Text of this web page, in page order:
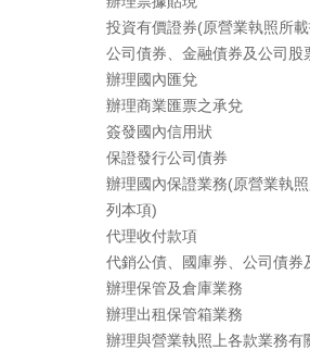
投資有價證券(原營業執照所
公司債券、金融債券及公司股
辦理國內匯兌
辦理商業匯票之承兌
簽發國內信用狀
保證發行公司債券
辦理國內保證業務(原營業執
列本項)
代理收付款項
代銷公債、國庫券、公司債券
辦理保管及倉庫業務
辦理出租保管箱業務
辦理與營業執照上各款業務有